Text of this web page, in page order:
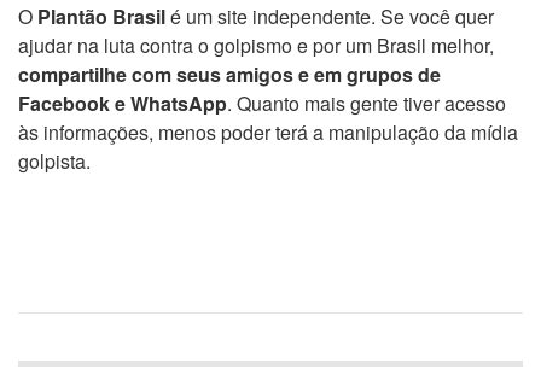
O Plantão Brasilé um site independente. Se você quer
ajudar na luta contra o golpismo e por um Brasil melhor,
compartilhe com seus amigos e em grupos de
Facebook e WhatsApp. Quanto mais gente tiver acesso
às informações, menos poder terá a manipulação da mídia
golpista.